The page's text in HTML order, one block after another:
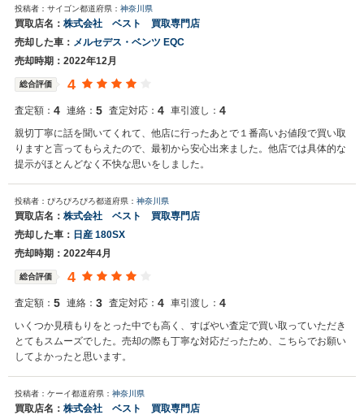
投稿者：サイゴン都道府県： 神奈川県
買取店名： 株式会社 ベスト 買取専門店
売却した車： メルセデス・ベンツ EQC
売却時期：2022年12月
総合評価 4
査定額： 4 連絡： 5 査定対応： 4 車引渡し： 4
親切丁寧に話を聞いてくれて、他店に行ったあとで１番高いお値段で買い取
りますと言ってもらえたので、最初から安心出来ました。他店では具体的な
提示がほとんどなく不快な思いをしました。
投稿者：ぴろぴろぴろ都道府県： 神奈川県
買取店名： 株式会社 ベスト 買取専門店
売却した車： 日産 180SX
売却時期：2022年4月
総合評価 4
査定額： 5 連絡： 3 査定対応： 4 車引渡し： 4
いくつか見積もりをとった中でも高く、すばやい査定で買い取っていただき
とてもスムーズでした。売却の際も丁寧な対応だったため、こちらでお願い
してよかったと思います。
投稿者：ケーイ都道府県： 神奈川県
買取店名： 株式会社 ベスト 買取専門店